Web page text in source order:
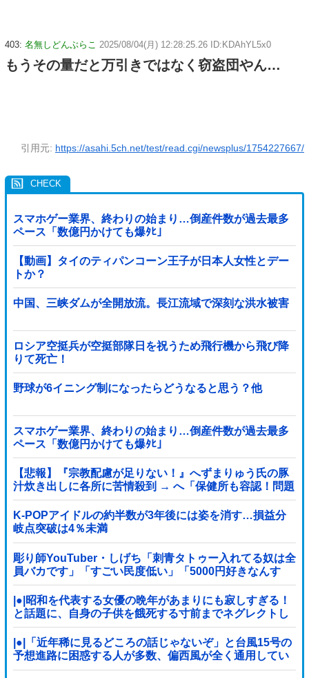
403: 名無しどんぶらこ 2025/08/04(月) 12:28:25.26 ID:KDAhYL5x0
もうその量だと万引きではなく窃盗団やん…
引用元: https://asahi.5ch.net/test/read.cgi/newsplus/1754227667/
スマホゲー業界、終わりの始まり…倒産件数が過去最多
ペース「数億円かけても爆ﾀﾋ」
【動画】タイのティパンコーン王子が日本人女性とデー
トか？
中国、三峡ダムが全開放流。長江流域で深刻な洪水被害
ロシア空挺兵が空挺部隊日を祝うため飛行機から飛び降
りて死亡！
野球が6イニング制になったらどうなると思う？他
スマホゲー業界、終わりの始まり…倒産件数が過去最多
ペース「数億円かけても爆ﾀﾋ」
【悲報】『宗教配慮が足りない！』へずまりゅう氏の豚
汁炊き出しに各所に苦情殺到 → へ「保健所も容認！問題
なし！」ｗｗｗｗｗｗｗｗｗｗｗｗｗｗ
K-POPアイドルの約半数が3年後には姿を消す…損益分
岐点突破は4％未満
彫り師YouTuber・しげち「刺青タトゥー入れてる奴は全
員バカです」「すごい民度低い」「5000円好きなんす
よ、バカって」
|●|昭和を代表する女優の晩年があまりにも寂しすぎる！
と話題に、自身の子供を餓死する寸前までネグレクトし
た挙句……
|●|「近年稀に見るどころの話じゃないぞ」と台風15号の
予想進路に困惑する人が多数、偏西風が全く通用してい
ないんだけど……